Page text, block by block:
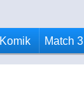
Komik Match 3